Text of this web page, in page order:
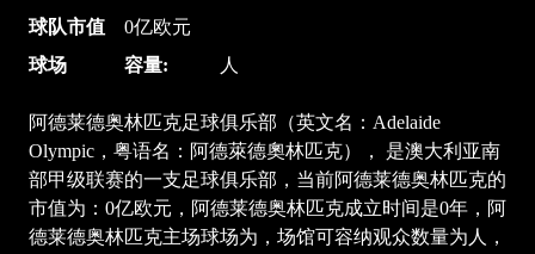
球队市值
0亿欧元
球场
容量: 人
阿德莱德奥林匹克足球俱乐部（英文名：Adelaide
Olympic，粤语名：阿德萊德奧林匹克）， 是澳大利亚南
部甲级联赛的一支足球俱乐部，当前阿德莱德奥林匹克的
市值为：0亿欧元，阿德莱德奥林匹克成立时间是0年，阿
德莱德奥林匹克主场球场为，场馆可容纳观众数量为人，